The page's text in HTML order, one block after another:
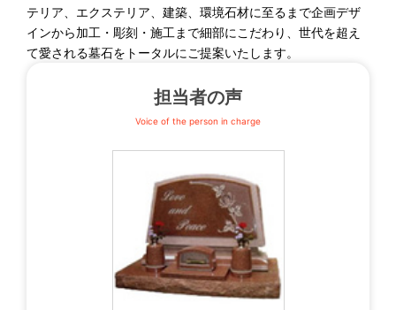
テリア、エクステリア、建築、環境石材に至るまで企画デザ
インから加工・彫刻・施工まで細部にこだわり、世代を超え
て愛される墓石をトータルにご提案いたします。
担当者の声